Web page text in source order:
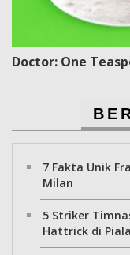
Doctor: One
7 Fakta Unik
Milan
5 Striker
Hattrick di Piala